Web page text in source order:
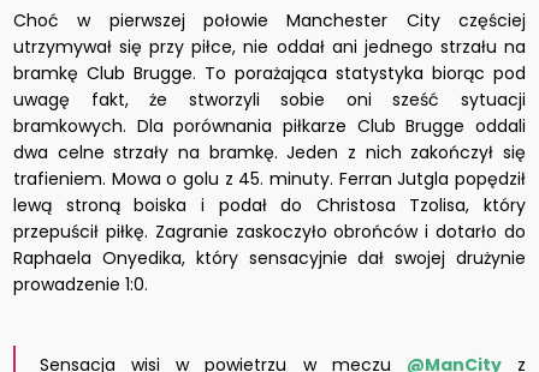
Choć w pierwszej połowie Manchester City częściej
utrzymywał się przy piłce, nie oddał ani jednego strzału na
bramkę Club Brugge. To porażająca statystyka biorąc pod
uwagę fakt, że stworzyli sobie oni sześć sytuacji
bramkowych. Dla porównania piłkarze Club Brugge oddali
dwa celne strzały na bramkę. Jeden z nich zakończył się
trafieniem. Mowa o golu z 45. minuty. Ferran Jutgla popędził
lewą stroną boiska i podał do Christosa Tzolisa, który
przepuścił piłkę. Zagranie zaskoczyło obrońców i dotarło do
Raphaela Onyedika, który sensacyjnie dał swojej drużynie
prowadzenie 1:0.
Sensacja wisi w powietrzu w meczu @ManCityz